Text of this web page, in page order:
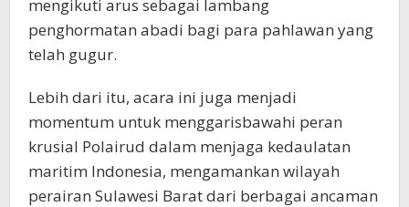
mengikuti arus sebagai lambang
penghormatan abadi bagi para pahlawan yang
telah gugur.
Lebih dari itu, acara ini juga menjadi
momentum untuk menggarisbawahi peran
krusial Polairud dalam menjaga kedaulatan
maritim Indonesia, mengamankan wilayah
perairan Sulawesi Barat dari berbagai ancaman